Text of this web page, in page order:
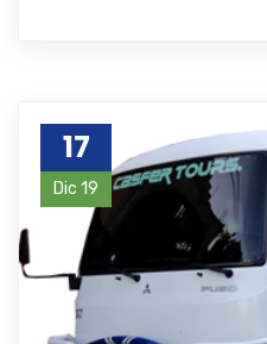
17
Dic 19